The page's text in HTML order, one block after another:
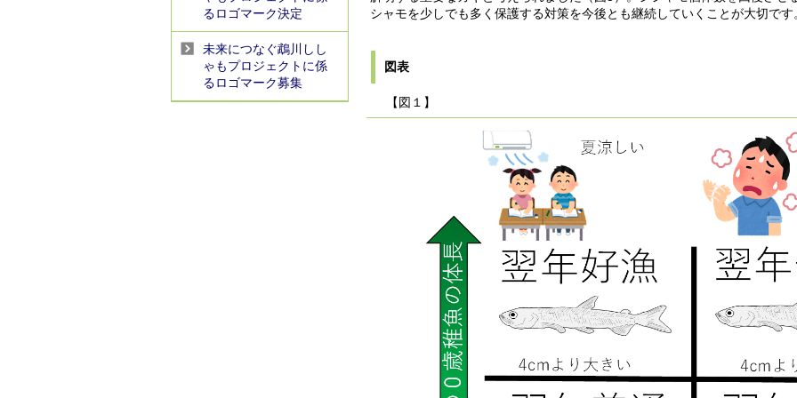
るロゴマーク決定
未来につなぐ鵡川しし
ゃもプロジェクトに係
るロゴマーク募集
シャモを少しでも多く保護する対策を今後とも継続していくことが大切です
図表
【図１】